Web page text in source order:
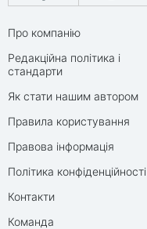
Про компанію
Редакційна політика і
стандарти
Як стати нашим автором
Правила користування
Правова інформація
Політика конфіденційності
Контакти
Команда